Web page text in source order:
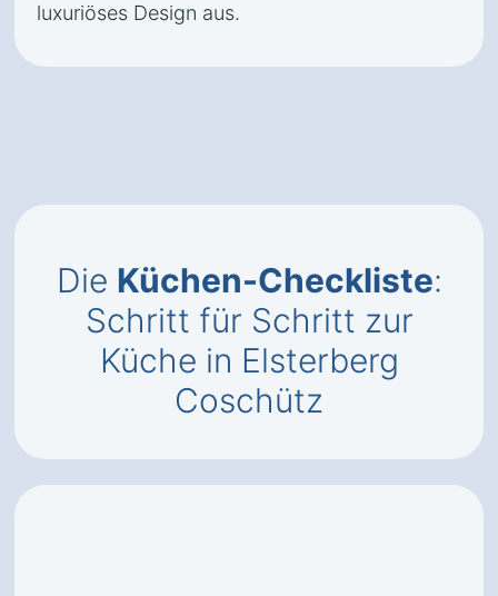
luxuriöses Design aus.
Die Küchen-Checkliste:
Schritt für Schritt zur
Küche in Elsterberg
Coschütz